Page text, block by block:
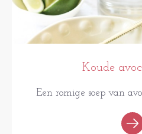
Koude
Een romige soep van